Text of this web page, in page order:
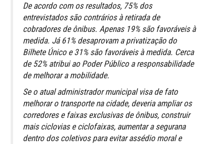
De acordo com os resultados, 75% dos
entrevistados são contrários à retirada de
cobradores de ônibus. Apenas 19% são favoráveis à
medida. Já 61% desaprovam a privatização do
Bilhete Único e 31% são favoráveis à medida. Cerca
de 52% atribui ao Poder Público a responsabilidade
de melhorar a mobilidade.
Se o atual administrador municipal visa de fato
melhorar o transporte na cidade, deveria ampliar os
corredores e faixas exclusivas de ônibus, construir
mais ciclovias e ciclofaixas, aumentar a segurana
dentro dos coletivos para evitar assédio moral e